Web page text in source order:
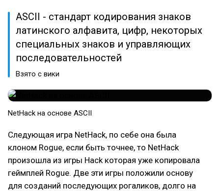
ASCII - стандарт кодирования знаков
латинского алфавита, цифр, некоторых
специальных знаков и управляющих
последовательностей
Взято с вики
NetHack на основе ASCII
Следующая игра NetHack, по себе она была
клоном Rogue, если быть точнее, то NetHack
произошла из игры Hack которая уже копировала
геймплей Rogue. Две эти игры положили основу
для созданий последующих рогаликов, долго на